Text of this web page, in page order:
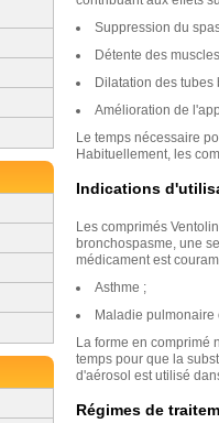
Suppression du
Détente des
Dilatation des tubes
Amélioration de
Le temps nécessaire
Habituellement, les
Indications
Les comprimés
bronchospasme, une
médicament est
Asthme ;
Maladie pulmonaire
La forme en comprimé
temps pour que la
d'aérosol est utilisé
Régimes de